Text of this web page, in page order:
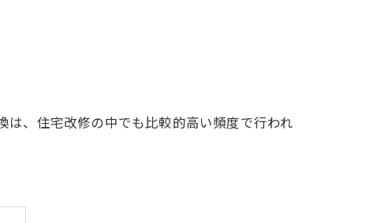
、住宅改修の中でも比較的高い頻度で行われ